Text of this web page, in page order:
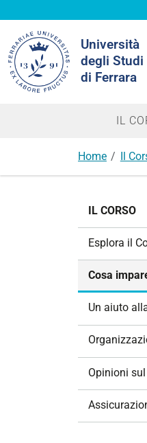
Università
degli Studi
di Ferrara
nel
sito
IL
Home Il
IL CORSO
Esplora il
Cosa
Un aiuto
Opinioni